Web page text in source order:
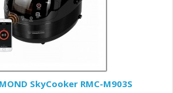
SkyCooker RMC-M903S